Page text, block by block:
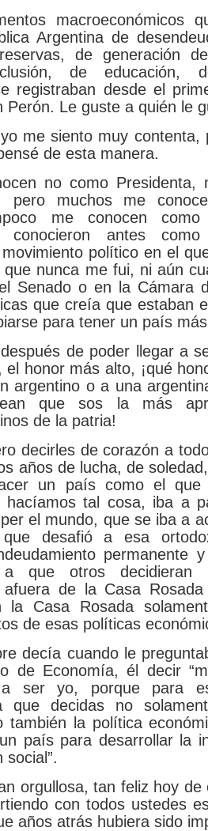
macroeconómicos
Argentina de
de generación
de educación,
registraban desde el
Perón. Le guste a quién le
me siento muy contenta,
de esta manera.
no como Presidenta,
pero muchos me
me conocen
conocieron antes
político en el
nunca me fui, ni aún
Senado o en la Cámara
que creía que estaban
para tener un país
de poder llegar a
el honor más alto, ¡qué
argentino o a una
que sos la más
de la patria!
decirles de corazón a
años de lucha, de
un país como el que
hacíamos tal cosa, iba a
el mundo, que se iba a
desafió a esa
permanente
que otros decidieran
afuera de la Casa
la Casa Rosada
de esas políticas
decía cuando le
de Economía, él decir
a ser yo, porque para
que decidas no
también la política
país para desarrollar la
social”.
orgullosa, tan feliz hoy de
con todos ustedes
años atrás hubiera sido